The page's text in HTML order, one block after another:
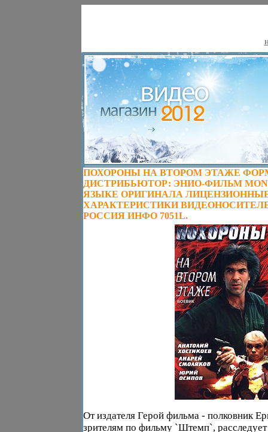
ПОХОРОНЫ НА ВТОРОМ ЭТАЖЕ
ДИСТРИБЬЮТОР: ЭНИО-ФИЛЬМ
ЯЗЫКЕ ОРИГИНАЛА
ХАРАКТЕРИСТИКИ
РОССИЯ ИНФО 7051L.
От издателя Герой фильма - полковник
зрителям по фильму `Штемп`, расследует